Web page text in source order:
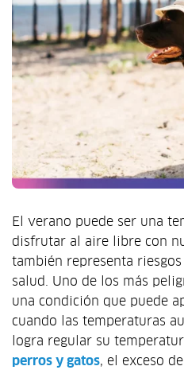
El verano puede ser una
disfrutar al aire libre con
también representa
salud. Uno de los más
una condición que puede
cuando las temperaturas
logra regular su
perros y gatos, el exceso